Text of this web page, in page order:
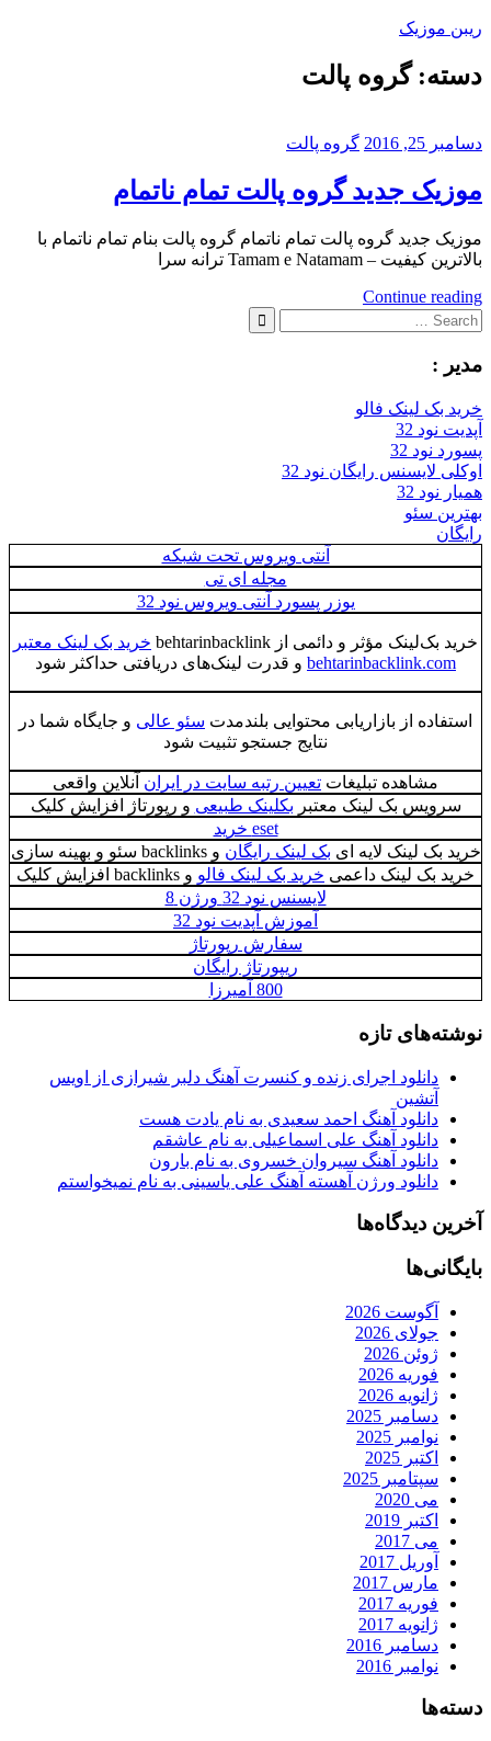
Skip
ریبن موزیک
دانلود
دسته:گروه پالت
دسامبر 25, 2016 گروه پالت
موزیک جدید گروه پالت تمام ناتمام
موزیک جدید گروه پالت تمام ناتمام گروه پالت بنام تمام ناتمام با
بالاترین کیفیت – Tamam e Natamam ترانه سرا
Continue reading
Search
for:
Search
مدیر :
خرید بک لینک فالو
آپدیت نود 32
پسورد نود 32
اوکلی لایسنس رایگان نود 32
همیار نود 32
بهترین سئو
رایگان
آنتی ویروس تحت شبکه
مجله ای تی
یوزر پسورد آنتی ویروس نود 32
خرید بک‌لینک مؤثر و دائمی از behtarinbacklink
خرید بک لینک معتبر
behtarinbacklink.com و قدرت لینک‌های دریافتی حداکثر شود
استفاده از بازاریابی محتوایی بلندمدت سئو عالی و جایگاه شما در
نتایج جستجو تثبیت شود
مشاهده تبلیغات تعیین رتبه سایت در ایران آنلاین واقعی
سرویس بک لینک معتبر بکلینک طبیعی و رپورتاژ افزایش کلیک
eset خرید
خرید بک لینک لایه ای بک لینک رایگان و backlinks سئو و بهینه سازی
خرید بک لینک داعمی خرید بک لینک فالو و backlinks افزایش کلیک
لایسنس نود 32 ورژن 8
آموزش آپدیت نود 32
سفارش رپورتاژ
ریپورتاژ رایگان
800 آمیرزا
نوشته‌های تازه
دانلود اجرای زنده و کنسرت آهنگ دلبر شیرازی از اویس
آتشین
دانلود آهنگ احمد سعیدی به نام یادت هست
دانلود آهنگ علی اسماعیلی به نام عاشقم
دانلود آهنگ سیروان خسروی به نام بارون
دانلود ورژن آهسته آهنگ علی یاسینی به نام نمیخواستم
آخرین دیدگاه‌ها
بایگانی‌ها
آگوست 2026
جولای 2026
ژوئن 2026
فوریه 2026
ژانویه 2026
دسامبر 2025
نوامبر 2025
اکتبر 2025
سپتامبر 2025
می 2020
اکتبر 2019
می 2017
آوریل 2017
مارس 2017
فوریه 2017
ژانویه 2017
دسامبر 2016
نوامبر 2016
دسته‌ها